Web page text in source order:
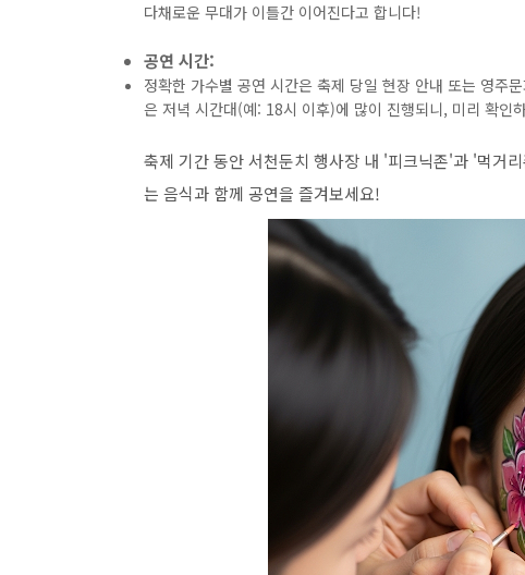
다채로운 무대가 이틀간 이어진다고 합니다!
공연 시간:
정확한 가수별 공연 시간은 축제 당일 현장 안내 또는 영주
은 저녁 시간대(예: 18시 이후)에 많이 진행되니, 미리 확인
축제 기간 동안 서천둔치 행사장 내 '피크닉존'과 '먹거
는 음식과 함께 공연을 즐겨보세요!